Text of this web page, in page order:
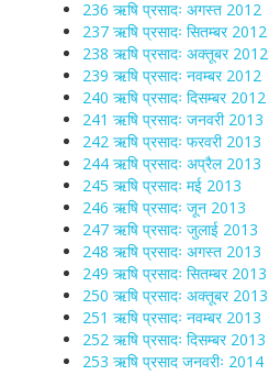
236 ऋषि प्रसादः अगस्त 2012
237 ऋषि प्रसादः सितम्बर 2012
238 ऋषि प्रसादः अक्तूबर 2012
239 ऋषि प्रसादः नवम्बर 2012
240 ऋषि प्रसादः दिसम्बर 2012
241 ऋषि प्रसादः जनवरी 2013
242 ऋषि प्रसादः फरवरी 2013
244 ऋषि प्रसादः अप्रैल 2013
245 ऋषि प्रसादः मई 2013
246 ऋषि प्रसादः जून 2013
247 ऋषि प्रसादः जुलाई 2013
248 ऋषि प्रसादः अगस्त 2013
249 ऋषि प्रसादः सितम्बर 2013
250 ऋषि प्रसादः अक्तूबर 2013
251 ऋषि प्रसादः नवम्बर 2013
252 ऋषि प्रसादः दिसम्बर 2013
253 ऋषि प्रसाद जनवरीः 2014